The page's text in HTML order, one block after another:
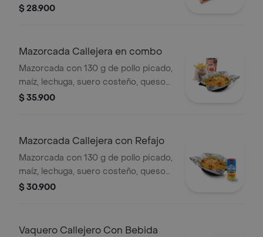
picada, salsa blanca, salsa de tomate
PET
$ 28.900
Mazorcada Callejera en combo
Mazorcada con 130 g de pollo picado,
maíz, lechuga, suero costeño, queso
costeño, salsa BBQ, salsa Corral,
$ 35.900
Mazorcada Callejera con Refajo
Mazorcada con 130 g de pollo picado,
maíz, lechuga, suero costeño, queso
costeño, salsa BBQ, salsa Corral,
$ 30.900
Vaquero Callejero Con Bebida